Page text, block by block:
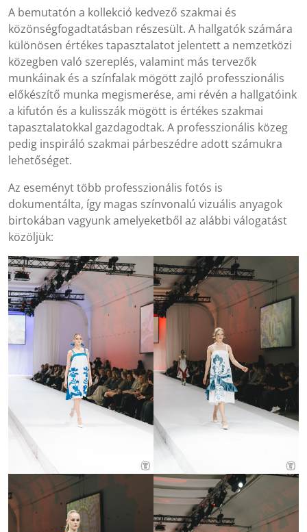
A bemutatón a kollekció kedvező szakmai és
közönségfogadtatásban részesült. A hallgatók számára
különösen értékes tapasztalatot jelentett a nemzetközi
közegben való szereplés, valamint más tervezők
munkáinak és a színfalak mögött zajló professzionális
előkészítő munka megismerése, ami révén a hallgatóink
a kifutón és a kulisszák mögött is értékes szakmai
tapasztalatokkal gazdagodtak. A professzionális közeg
pedig inspiráló szakmai párbeszédre adott számukra
lehetőséget.
Az eseményt több professzionális fotós is
dokumentálta, így magas színvonalú vizuális anyagok
birtokában vagyunk amelyeketből az alábbi válogatást
közöljük: